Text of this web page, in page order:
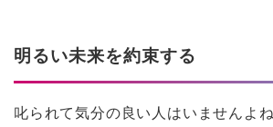
明るい未来を約束する
叱られて気分の良い人はいませんよ